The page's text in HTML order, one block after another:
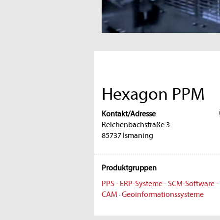
Hexagon PPM
Kontakt/Adresse
Reichenbachstraße 3
85737 Ismaning
Produktgruppen
PPS - ERP-Systeme - SCM-
CAM ·Geoinformationssysteme